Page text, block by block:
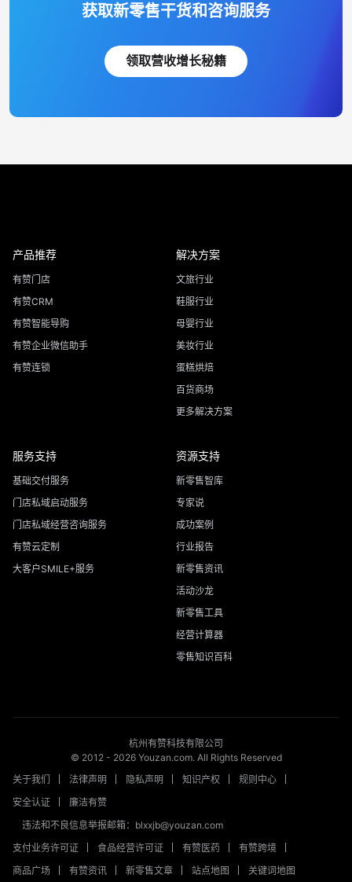
获取新零售干货和咨询服务
领取营收增长秘籍
产品推荐
有赞门店
有赞CRM
有赞智能导购
有赞企业微信助手
有赞连锁
解决方案
文旅行业
鞋服行业
母婴行业
美妆行业
蛋糕烘焙
百货商场
更多解决方案
服务支持
基础交付服务
门店私域启动服务
门店私域经营咨询服务
有赞云定制
大客户SMILE+服务
资源支持
新零售智库
专家说
成功案例
行业报告
新零售资讯
活动沙龙
新零售工具
经营计算器
零售知识百科
杭州有赞科技有限公司
© 2012 - 2026Youzan.com. All Rights Reserved
关于我们
法律声明 隐私声明 知识产权
规则中心
安全认证
廉洁有赞
违法和不良信息举报邮箱：blxxjb@youzan.com
支付业务许可证
食品经营许可证 有赞医药
有赞跨境
商品广场
有赞资讯 新零售文章 站点地图 关键词地图